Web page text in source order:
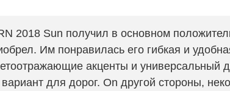
2018 Sun получил в основном
Им понравилась его гибкая и
акценты и универсальный
для дорог. On другой стороны,